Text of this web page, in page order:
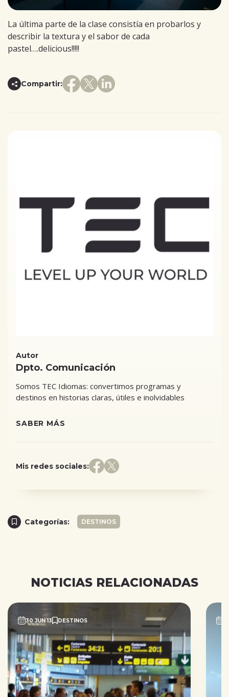
La última parte de la clase consistía en probarlos y
describir la textura y el sabor de cada
pastel….delicious!!!!!
Compartir:
Autor
Dpto. Comunicación
Somos TEC Idiomas: convertimos programas y
destinos en historias claras, útiles e inolvidables
SABER MÁS
Mis redes sociales:
Categorías: DESTINOS
NOTICIAS RELACIONADAS
30 JUN 13 DESTINOS